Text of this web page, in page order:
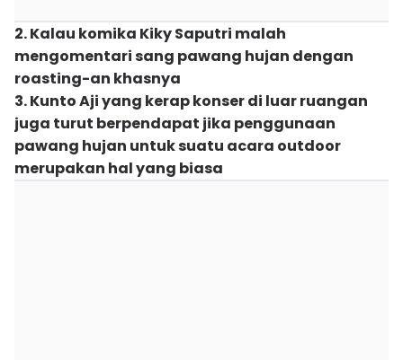
2. Kalau komika Kiky Saputri malah
mengomentari sang pawang hujan dengan
roasting-an khasnya
3. Kunto Aji yang kerap konser di luar ruangan
juga turut berpendapat jika penggunaan
pawang hujan untuk suatu acara outdoor
merupakan hal yang biasa